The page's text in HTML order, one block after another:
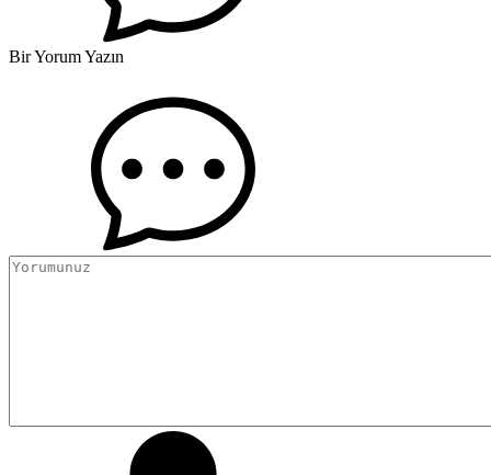
Bir Yorum Yazın